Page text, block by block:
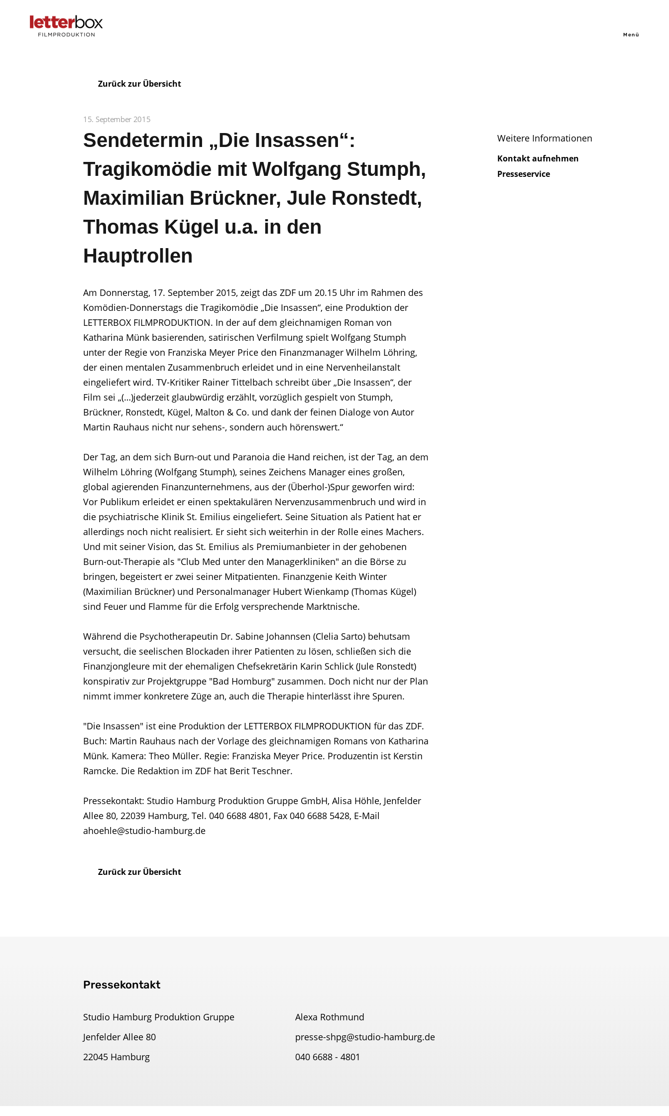
Menü
Zurück zur Übersicht
15. September 2015
Sendetermin „Die Insassen“:
Tragikomödie mit Wolfgang Stumph,
Maximilian Brückner, Jule Ronstedt,
Thomas Kügel u.a. in den
Hauptrollen
Am Donnerstag, 17. September 2015, zeigt das ZDF um 20.15 Uhr im Rahmen des
Komödien-Donnerstags die Tragikomödie „Die Insassen“, eine Produktion der
LETTERBOX FILMPRODUKTION. In der auf dem gleichnamigen Roman von
Katharina Münk basierenden, satirischen Verfilmung spielt Wolfgang Stumph
unter der Regie von Franziska Meyer Price den Finanzmanager Wilhelm Löhring,
der einen mentalen Zusammenbruch erleidet und in eine Nervenheilanstalt
eingeliefert wird. TV-Kritiker Rainer Tittelbach schreibt über „Die Insassen“, der
Film sei „(…)jederzeit glaubwürdig erzählt, vorzüglich gespielt von Stumph,
Brückner, Ronstedt, Kügel, Malton & Co. und dank der feinen Dialoge von Autor
Martin Rauhaus nicht nur sehens-, sondern auch hörenswert.“
Der Tag, an dem sich Burn-out und Paranoia die Hand reichen, ist der Tag, an dem
Wilhelm Löhring (Wolfgang Stumph), seines Zeichens Manager eines großen,
global agierenden Finanzunternehmens, aus der (Überhol-)Spur geworfen wird:
Vor Publikum erleidet er einen spektakulären Nervenzusammenbruch und wird in
die psychiatrische Klinik St. Emilius eingeliefert. Seine Situation als Patient hat er
allerdings noch nicht realisiert. Er sieht sich weiterhin in der Rolle eines Machers.
Und mit seiner Vision, das St. Emilius als Premiumanbieter in der gehobenen
Burn-out-Therapie als "Club Med unter den Managerkliniken" an die Börse zu
bringen, begeistert er zwei seiner Mitpatienten. Finanzgenie Keith Winter
(Maximilian Brückner) und Personalmanager Hubert Wienkamp (Thomas Kügel)
sind Feuer und Flamme für die Erfolg versprechende Marktnische.
Während die Psychotherapeutin Dr. Sabine Johannsen (Clelia Sarto) behutsam
versucht, die seelischen Blockaden ihrer Patienten zu lösen, schließen sich die
Finanzjongleure mit der ehemaligen Chefsekretärin Karin Schlick (Jule Ronstedt)
konspirativ zur Projektgruppe "Bad Homburg" zusammen. Doch nicht nur der Plan
nimmt immer konkretere Züge an, auch die Therapie hinterlässt ihre Spuren.
"Die Insassen" ist eine Produktion der LETTERBOX FILMPRODUKTION für das ZDF.
Buch: Martin Rauhaus nach der Vorlage des gleichnamigen Romans von Katharina
Münk. Kamera: Theo Müller. Regie: Franziska Meyer Price. Produzentin ist Kerstin
Ramcke. Die Redaktion im ZDF hat Berit Teschner.
Pressekontakt: Studio Hamburg Produktion Gruppe GmbH, Alisa Höhle, Jenfelder
Allee 80, 22039 Hamburg, Tel. 040 6688 4801, Fax 040 6688 5428, E-Mail
ahoehle@studio-hamburg.de
Weitere Informationen
Kontakt aufnehmen
Presseservice
Zurück zur Übersicht
Pressekontakt
Studio Hamburg Produktion Gruppe
Jenfelder Allee 80
22045 Hamburg
Alexa Rothmund
presse-shpg@studio-hamburg.de
040 6688 - 4801
Home
Unternehmen
Produktionen
Presse
Kontakt
Impressum